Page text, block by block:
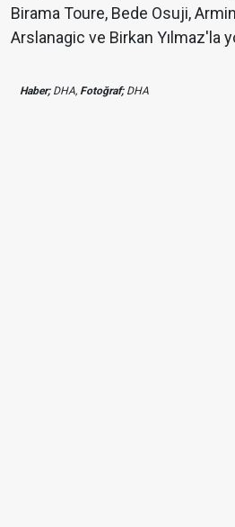
Birama Toure, Bede Osuji,
Arslanagic ve Birkan Yılmaz'la
Haber;DHA, Fotoğraf;DHA